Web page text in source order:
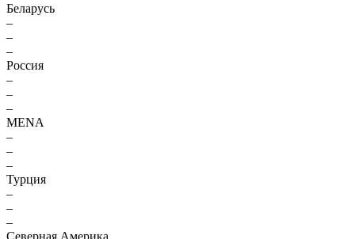
Беларусь
–
–
–
Россия
–
–
–
MENA
–
–
–
Турция
–
–
–
Северная Америка